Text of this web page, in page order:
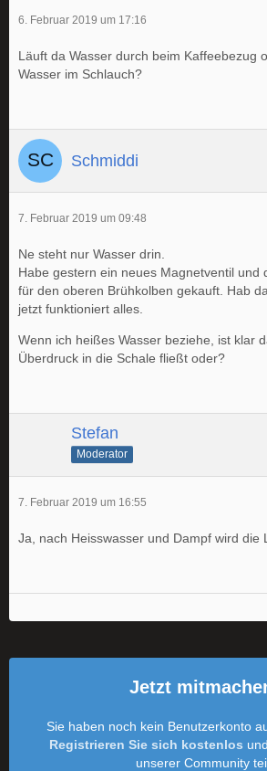
6. Februar 2019 um 17:16
Läuft da Wasser durch beim Kaffeebezug
Wasser im Schlauch?
Schmiddi
7. Februar 2019 um 09:48
Ne steht nur Wasser drin.
Habe gestern ein neues Magnetventil und
für den oberen Brühkolben gekauft. Hab
jetzt funktioniert alles.
Wenn ich heißes Wasser beziehe, ist klar
Überdruck in die Schale fließt oder?
Stefan
Moderator
7. Februar 2019 um 16:55
Ja, nach Heisswasser und Dampf wird die
Jetzt
Sie haben noch kein Benutzerkonto
Registrieren Sie sich kostenlos
unserer Community